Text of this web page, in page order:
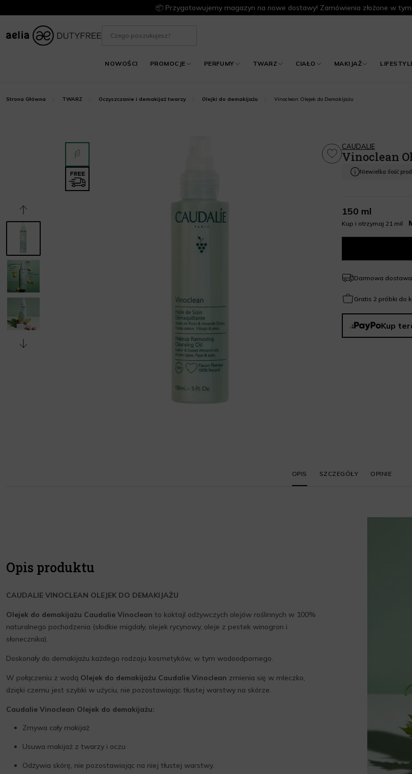
📦 Przygotowujemy magazyn na nowe dostawy! Zamówienia złożone w
NOWOŚCI PROMOCJE PERFUMY TWARZ CIAŁO MAKIJAŻ
Strona Główna TWARZ Oczyszczanie i demakijaż twarzy Olejki do demakijażu Vinoclean Olejek do Demakijażu
CAUDALIE
Vinoclean
Niewielka ilość
150 ml
Kup i otrzymaj 21 mil
Darmowa
Gratis 2 próbki do
Kup
OPIS SZCZEGÓŁY OPINIE
Opis produktu
CAUDALIE VINOCLEAN OLEJEK DO DEMAKIJAŻU
Olejek do demakijażu Caudalie Vinoclean to koktajl odżywczych olejów roślinnych w 100%
naturalnego pochodzenia (słodkie migdały, olejek rycynowy, oleje z pestek winogron i
słonecznika).
Doskonały do demakijażu każdego rodzaju kosmetyków, w tym wodoodpornego.
W połączeniu z wodą Olejek do demakijażu Caudalie Vinoclean zmienia się w mleczko,
dzięki czemu jest szybki w użyciu, nie pozostawiając tłustej warstwy na skórze.
Caudalie Vinoclean Olejek do demakijażu:
Zmywa cały makijaż
Usuwa makijaż z twarzy i oczu
Odżywia skórę, nie pozostawiając na niej tłustej warstwy.